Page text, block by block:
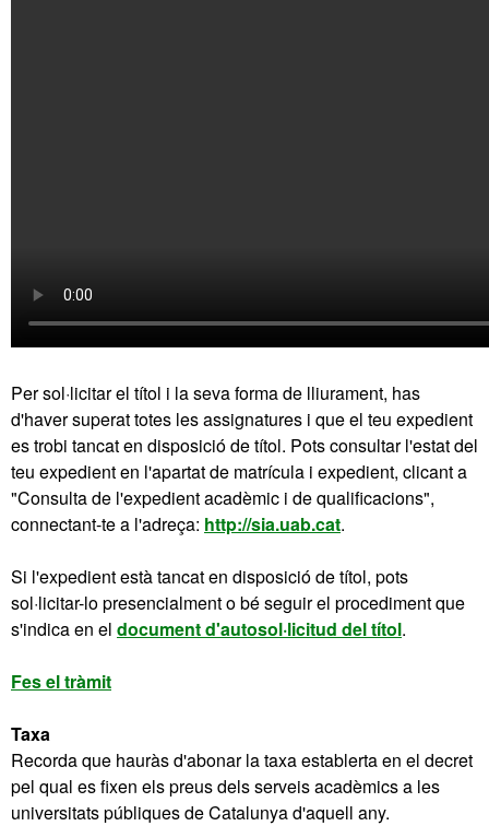
Per sol·licitar el títol i la seva forma de lliurament, has
d'haver superat totes les assignatures i que el teu expedient
es trobi tancat en disposició de títol. Pots consultar l'estat del
teu expedient en l'apartat de matrícula i expedient, clicant a
"Consulta de l'expedient acadèmic i de qualificacions",
connectant-te a l'adreça: http://sia.uab.cat.
Si l'expedient està tancat en disposició de títol, pots
sol·licitar-lo presencialment o bé seguir el procediment que
s'indica en el document d'autosol·licitud del títol.
Fes el tràmit
Taxa
Recorda que hauràs d'abonar la taxa establerta en el decret
pel qual es fixen els preus dels serveis acadèmics a les
universitats públiques de Catalunya d'aquell any.